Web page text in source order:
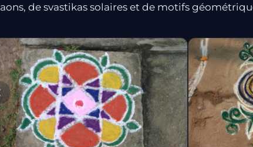
de svastikas solaires et de motifs